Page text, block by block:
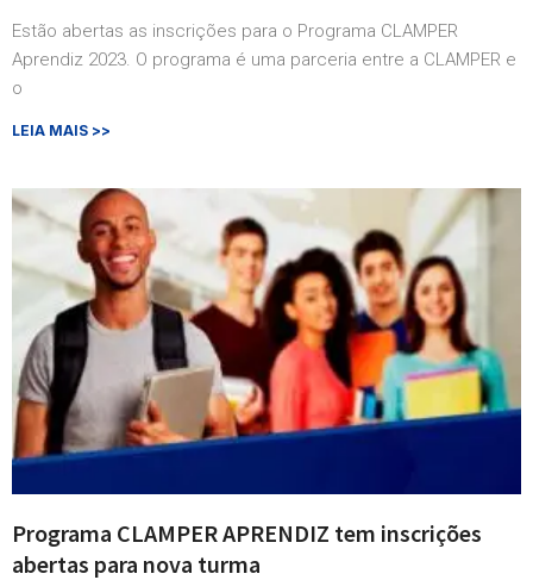
Estão abertas as inscrições para o Programa CLAMPER
Aprendiz 2023. O programa é uma parceria entre a CLAMPER e
o
LEIA MAIS >>
Programa CLAMPER APRENDIZ tem inscrições
abertas para nova turma